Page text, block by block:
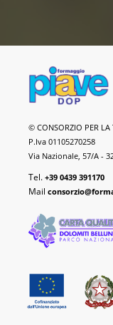
Formaggio
Piave
DOP
© CONSORZIO PER LA
P.Iva 01105270258
Via Nazionale, 57/A -
Tel. +39 0439 391170
Mail